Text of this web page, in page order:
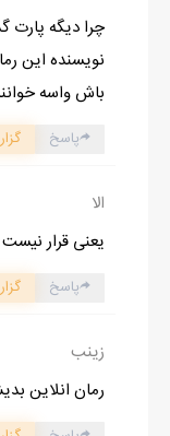
چرا دیگه
نویسنده این
باش واسه
پاسخ
الا
یعنی قرار نیست
پاسخ
زینب
رمان انلاین